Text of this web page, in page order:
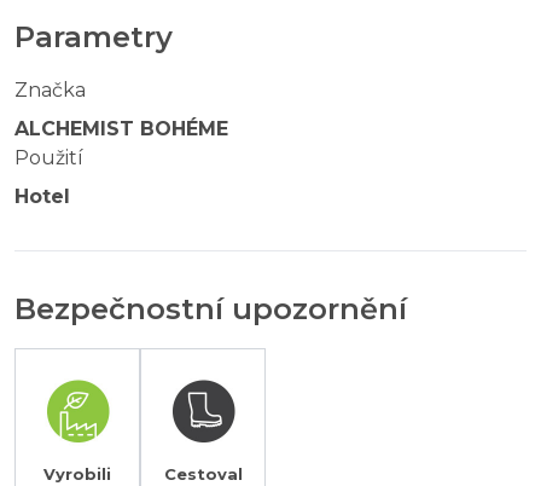
Parametry
Značka
ALCHEMIST BOHÉME
Použití
Hotel
Bezpečnostní upozornění
Vyrobili
Cestoval